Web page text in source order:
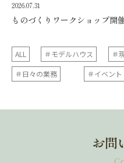
2026.07.31
ものづくりワークショップ開
ALL ＃モデルハウス ＃
＃日々の業務
＃イベント
お問